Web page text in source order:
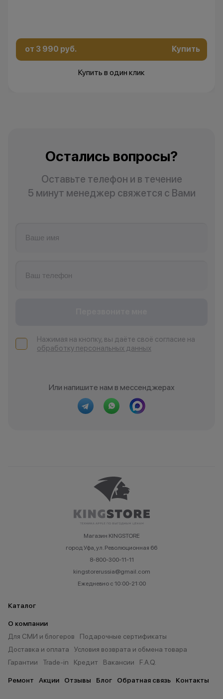
от 3 990 руб. Купить
Купить в один клик
Остались вопросы?
Оставьте телефон и в течение
5 минут менеджер свяжется с Вами
Нажимая на кнопку, вы даёте своё согласие на
обработку персональных данных
Или напишите нам в мессенджерах
Магазин KINGSTORE
город Уфа, ул. Революционная 66
8-800-300-11-11
kingstorerussia@gmail.com
Ежедневно с 10:00-21:00
Каталог
О компании
Для СМИ и блогеров
Подарочные сертификаты
Доставка и оплата
Условия возврата и обмена товара
Гарантии
Trade-in Кредит Вакансии F.A.Q.
Ремонт Акции Отзывы Блог Обратная связь Контакты